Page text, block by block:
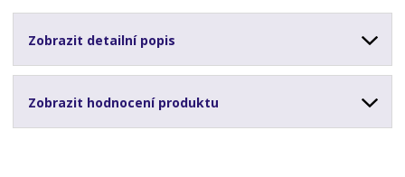
Zobrazit detailní popis
Zobrazit hodnocení produktu